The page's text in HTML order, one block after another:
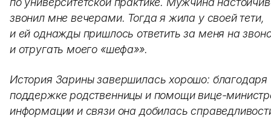
звонил мне вечерами. Тогда я жила у своей тети,
и ей однажды пришлось ответить за меня на
и отругать моего «шефа»».
История Зарины завершилась хорошо: благодаря
поддержке родственницы и помощи вице-
информации и связи она добилась